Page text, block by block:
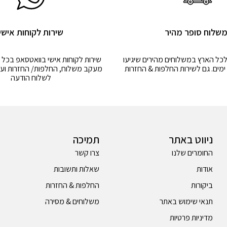
משלוח סופר מהיר
הארץ במשלוחים מהירים שיגיעו
שירות לקוחות
שירות לקוחות אישי בוואטסאפ
מעקב משלוח, החלפות/ החזרות
לשלוח הודעה
ניווט באתר
החומרים שלנו
אודות
ביקורות
תנאי שימוש באתר
מדיניות פרטיות
תמיכה
צרו קשר
שאלות ותשובות
החלפות & החזרות
משלוחים & מסירה